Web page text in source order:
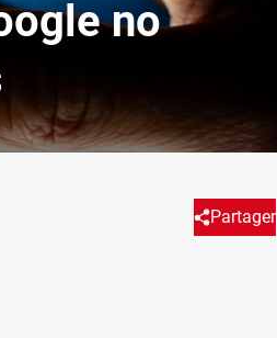
no
Partager
tomaste... Sí, da miedo.
años, pero puedes borrarlo